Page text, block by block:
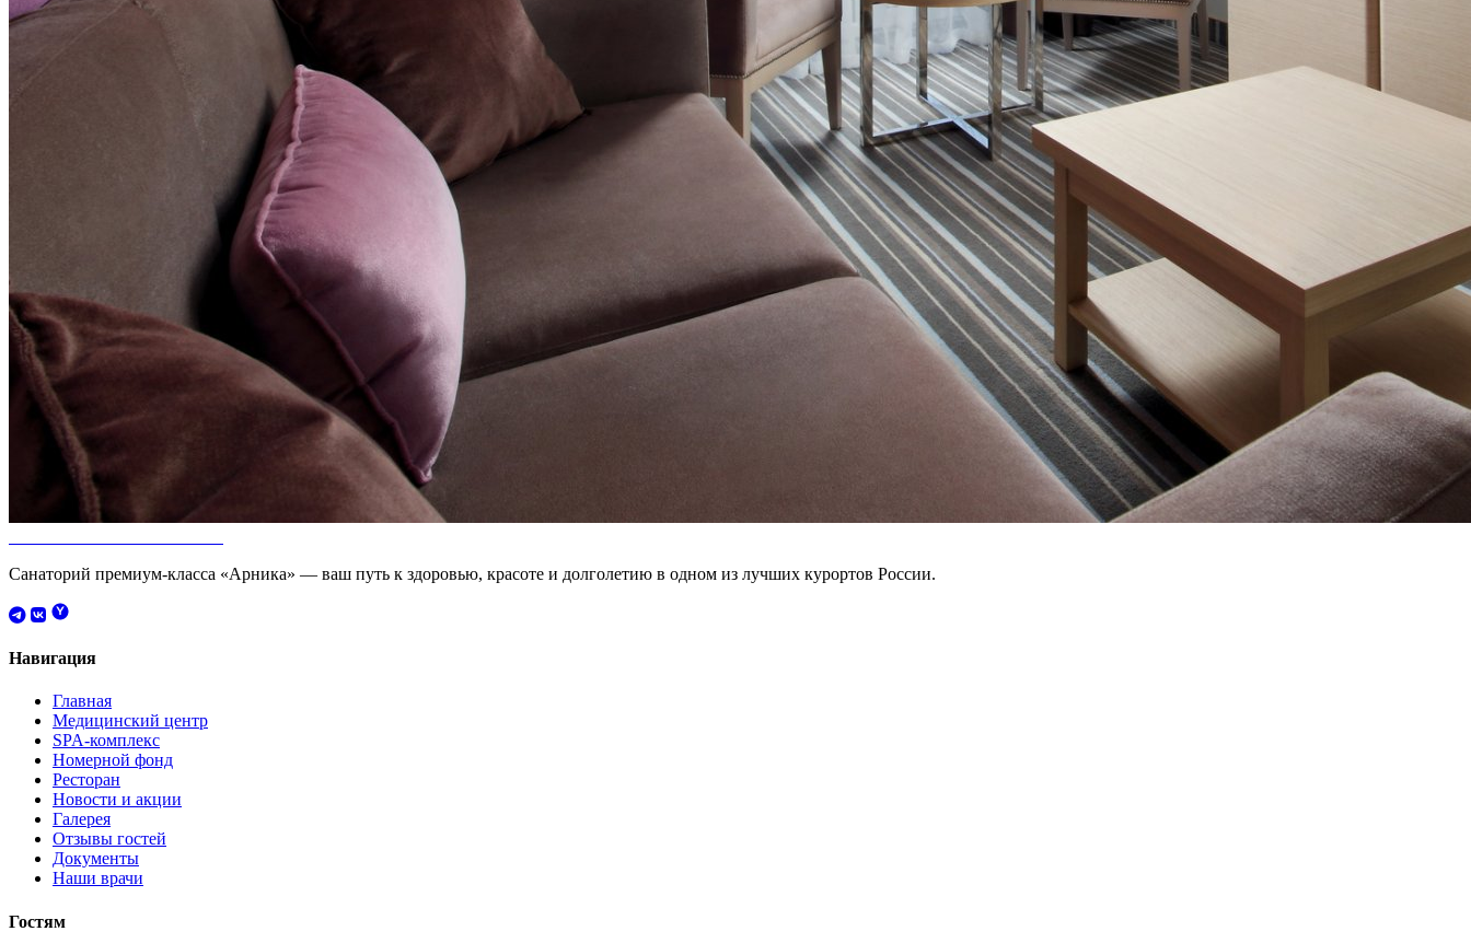
Санаторий премиум-класса «Арника» — ваш путь к здоровью, красоте и долголетию в одном из лучших курортов России.
Навигация
Главная
Медицинский центр
SPA-комплекс
Номерной фонд
Ресторан
Новости и акции
Галерея
Отзывы гостей
Документы
Наши врачи
Гостям